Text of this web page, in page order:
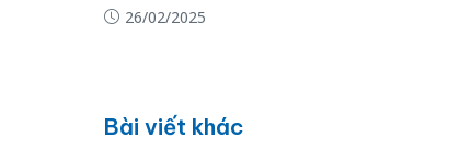
26/02/2025
Bài viết khác